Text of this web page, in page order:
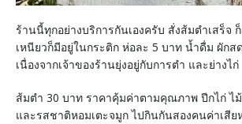
ร้านนี้ทุกอย่างบริการกันเองครับ สั่งส้มตำเสร็จ ก็
เหนียวก็มีอยู่ในกระติก ห่อละ 5 บาท น้ำดื่ม ผักส
เนื่องจากเจ้าของร้านยุ่งอยู่กับการตำ และย่างไก่
ส้มตำ 30 บาท ราคาคุ้มค่าตามคุณภาพ ปีกไก่ ไ
และรสชาติหอมเตะจมูก ไปกินกันสองคนค่าเสีย